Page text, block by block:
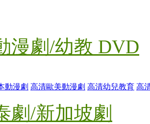
漫劇/幼教 DVD
動漫劇 高清歐美動漫劇 高清幼兒教育 高
劇/新加坡劇